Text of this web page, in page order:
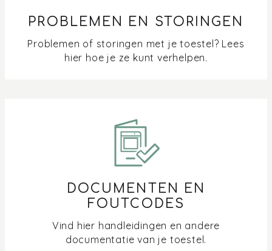
PROBLEMEN EN STORINGEN
Problemen of storingen met je toestel? Lees
hier hoe je ze kunt verhelpen.
DOCUMENTEN EN
FOUTCODES
Vind hier handleidingen en andere
documentatie van je toestel.